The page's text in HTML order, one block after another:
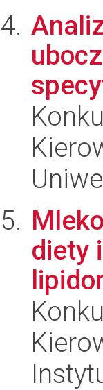
diety